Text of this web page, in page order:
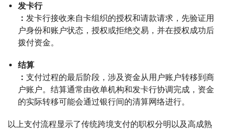
发卡行
： 发卡行接收来自卡组织的授权和请款请求，先验证用
户身份和账户状态，授权或拒绝交易，并在授权成功后
拨付资金。
结算
：支付过程的最后阶段，涉及资金从用户账户转移到商
户账户。结算通常由收单机构和发卡行协调完成，资金
的实际转移可能会通过银行间的清算网络进行。
以上支付流程显示了传统跨境支付的职权分明以及高成熟